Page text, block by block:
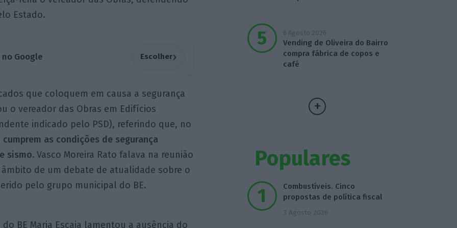
Estado.
Google Escolher›
que coloquem em causa a segurança
o vereador das Obras em Edifícios
indicado pelo PSD), referindo que, no
as condições de segurança
sismo. Vasco Moreira Rato falava na reunião
de um debate de atualidade sobre o
pelo grupo municipal do BE.
BE Maria Escaja lamentou a ausência do
6 Agosto 2026
Vending de Oliveira do Bairro
compra fábrica de copos e
café
Populares
Combustíveis. Cinco
propostas de política fiscal
3 Agosto 2026